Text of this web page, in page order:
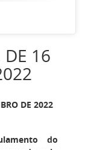
DE 16
DE 2022
do